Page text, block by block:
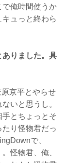
で俺時間使うか
ュっと終わら
りました。具
京平とやらせ
いと思うし。
とちょっとそ
り怪物君だっ
で、
怪物君、俺、